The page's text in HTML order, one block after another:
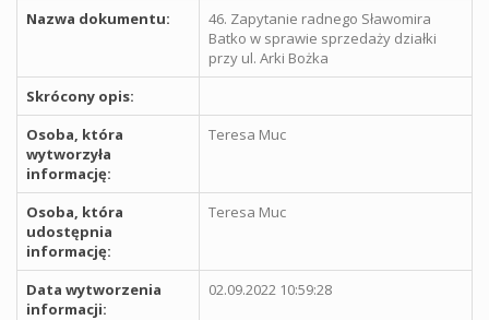
Nazwa dokumentu:
46. Zapytanie radnego Sławomira
Batko w sprawie sprzedaży działki
przy ul. Arki Bożka
Skrócony opis:
Osoba, która
wytworzyła
informację:
Teresa Muc
Osoba, która
udostępnia
informację:
Teresa Muc
Data wytworzenia
informacji:
02.09.2022 10:59:28